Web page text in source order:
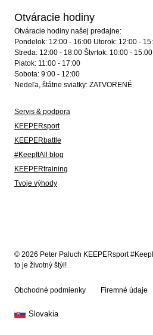
Otváracie hodiny
Otváracie hodiny našej predajne:
Pondelok: 12:00 - 16:00 Utorok: 12:00 -
Streda: 12:00 - 18:00 Štvrtok: 10:00 - 15:00
Piatok: 11:00 - 17:00
Sobota: 9:00 - 12:00
Nedeľa, štátne sviatky: ZATVORENÉ
Servis & podpora
KEEPERsport
KEEPERbattle
#KeepItAll blog
KEEPERtraining
Tvoje výhody
© 2026 Peter Paluch KEEPERsport
to je životný štýl!
Obchodné podmienky Firemné údaje
Slovakia